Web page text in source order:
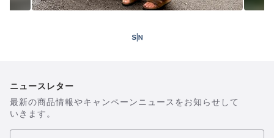
ニュースレター
最新の商品情報やキャンペーンニュースをお知らせして
いきます。